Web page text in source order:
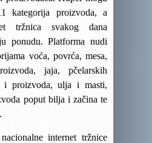
kategorija proizvoda, a
tržnica svakog dana
ponudu. Platforma nudi
voća, povrća, mesa,
jaja, pčelarskih
i proizvoda, ulja i masti,
poput bilja i začina te
internet tržnice